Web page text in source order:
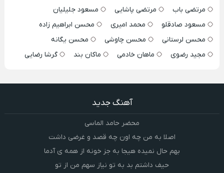
مرتضی باب
مرتضی پاشایی
مسعود جلیلیان
مسعود صادقلو
محمد امیری
محسن ابراهیم زاده
محسن لرستانی
محسن چاوشی
محسن یگانه
مجید رضوی
ماهان خادمی ماکان بند گرشا رضایی
آهنگ جدید
محضر حامد الماسی
اصلا به من چه اون چه قصد و غرضی داشت
بهم حال نمیده هیجا به جز خونه از همه ی آدما
حیف داشتم بد به تو نیاز سهم من از تو